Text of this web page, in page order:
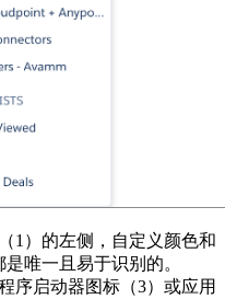
1）的左侧，自定义颜色和
唯一且易于识别的。
序启动器图标（3）或应用